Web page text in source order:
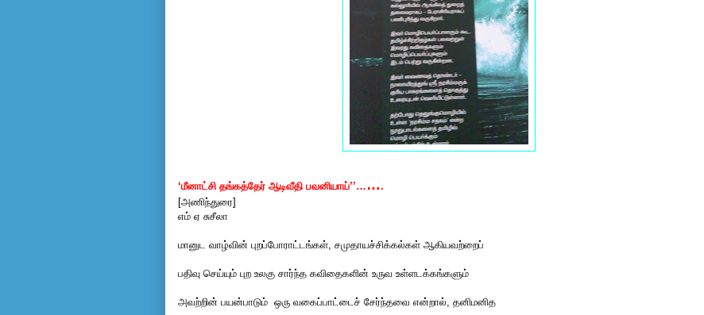
‘மீனாட்சி தங்கத்தேர் ஆடிவீதி பவனியாய்’’… ….
[அணிந்துரை]
எம் ஏ சுசீலா
மானுட வாழ்வின் புறப்போராட்டங்கள், சமுதாயச்சிக்கல்கள் ஆகியவற்றைப்
பதிவு செய்யும் புற உலகு சார்ந்த கவிதைகளின் உருவ உள்ளடக்கங்களும்
அவற்றின் பயன்பாடும் ஒரு வகைப்பாட்டைச் சேர்ந்தவை என்றால், தனிமனித